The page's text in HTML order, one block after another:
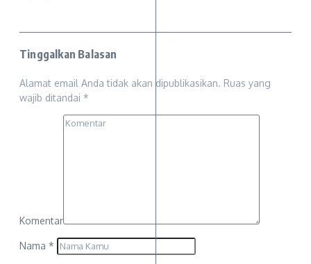
Tinggalkan Balasan
Alamat email Anda tidak akan dipublikasikan. Ruas yang
wajib ditandai *
Komentar
Nama *